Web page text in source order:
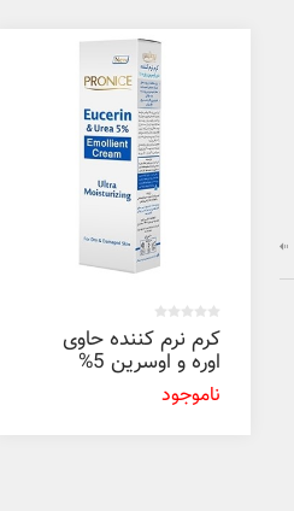
کرم نرم کننده حاوی
اوره و اوسرین 5%
پرونایس 100 میل
ناموجود